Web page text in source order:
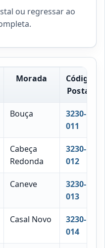
ou regressar ao
Morada
Código
Postal
Bouça
3230-
011
Cabeça
Redonda
3230-
012
Caneve
3230-
013
Casal Novo
3230-
014